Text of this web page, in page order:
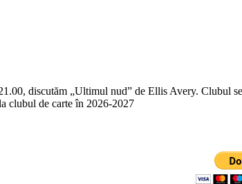
discutăm „Ultimul nud” de Ellis Avery.
clubul de carte în 2026-2027